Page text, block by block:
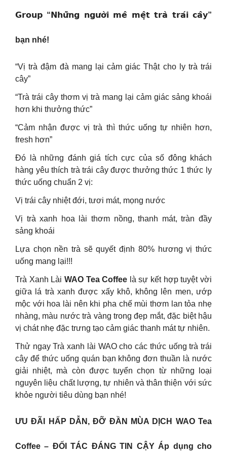
𝗚𝗿𝗼𝘂𝗽 “𝗡𝗵𝘂̛̃𝗻𝗴 𝗻𝗴𝘂̛𝗼̛̀𝗶 𝗺𝗲̂ 𝗺𝗲̣̂𝘁 𝘁𝗿𝗮̀ 𝘁𝗿𝗮́𝗶 𝗰𝗮̂𝘆”
bạn nhé!
“Vị trà đậm đà mang lại cảm giác Thật cho ly trà trái
cây”
“Trà trái cây thơm vị trà mang lại cảm giác sảng khoái
hơn khi thưởng thức”
“Cảm nhận được vị trà thì thức uống tự nhiên hơn,
fresh hơn”
Đó là những đánh giá tích cực của số đông khách
hàng yêu thích trà trái cây được thưởng thức 1 thức ly
thức uống chuẩn 2 vị:
Vị trái cây nhiệt đới, tươi mát, mọng nước
Vị trà xanh hoa lài thơm nồng, thanh mát, tràn đầy
sảng khoái
Lựa chọn nền trà sẽ quyết định 80% hương vị thức
uống mang lại!!!
Trà Xanh Lài WAO Tea Coffee là sự kết hợp tuyệt vời
giữa lá trà xanh được xấy khô, không lên men, ướp
mộc với hoa lài nên khi pha chế mùi thơm lan tỏa nhẹ
nhàng, màu nước trà vàng trong đẹp mắt, đặc biệt hậu
vị chát nhẹ đặc trưng tạo cảm giác thanh mát tự nhiên.
Thử ngay Trà xanh lài WAO cho các thức uống trà trái
cây để thức uống quán bạn không đơn thuần là nước
giải nhiệt, mà còn được tuyển chọn từ những loại
nguyên liệu chất lượng, tự nhiên và thân thiện với sức
khỏe người tiêu dùng bạn nhé!
ƯU ĐÃI HẤP DẪN, ĐỠ ĐẦN MÙA DỊCH WAO Tea
Coffee – ĐỐI TÁC ĐÁNG TIN CẬY Áp dụng cho